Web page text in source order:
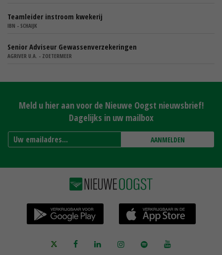
Teamleider instroom kwekerij
IBN - SCHAIJK
Senior Adviseur Gewassenverzekeringen
AGRIVER U.A. - ZOETERMEER
Meld u hier aan voor de Nieuwe Oogst nieuwsbrief!
Dagelijks in uw mailbox
AANMELDEN